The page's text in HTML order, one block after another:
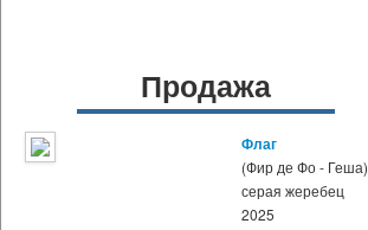
Продажа
Флаг
(Фир де Фо - Геша)
серая жеребец
2025